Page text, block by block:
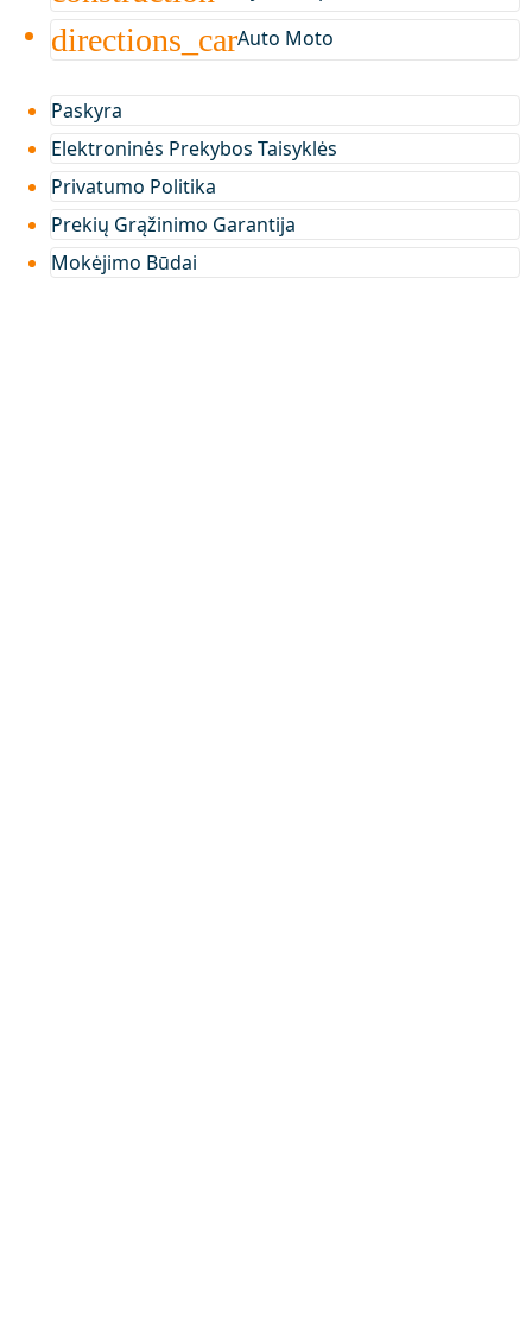
directions_carAuto Moto
Paskyra
Elektroninės Prekybos Taisyklės
Privatumo Politika
Prekių Grąžinimo Garantija
Mokėjimo Būdai